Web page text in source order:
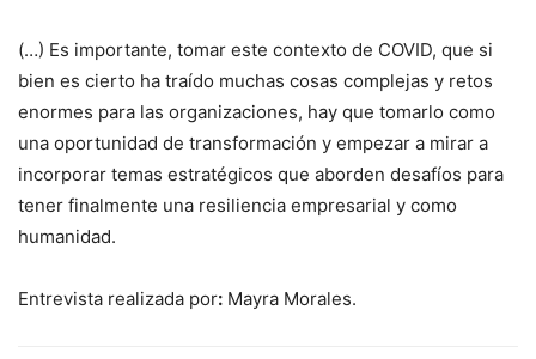
(…) Es importante, tomar este contexto de COVID, que si
bien es cierto ha traído muchas cosas complejas y retos
enormes para las organizaciones, hay que tomarlo como
una oportunidad de transformación y empezar a mirar a
incorporar temas estratégicos que aborden desafíos para
tener finalmente una resiliencia empresarial y como
humanidad.
Entrevista realizada por: Mayra Morales.